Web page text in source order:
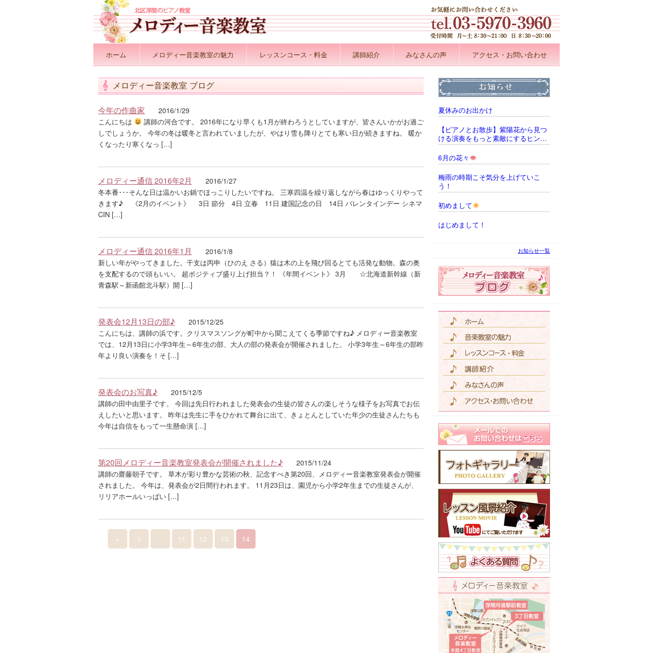
ホーム メロディー音楽教室の魅力 レッスンコース・料金 講師紹介 みなさんの声 アクセス・お問い合わせ
メロディー音楽教室 ブログ
今年の作曲家
2016/1/29
こんにちは
講師の河合です。 2016年になり早くも1月が終わろうとしていますが、皆さんいかがお過ご
しでしょうか。 今年の冬は暖冬と言われていましたが、やはり雪も降りとても寒い日が続きますね。 暖か
くなったり寒くなっ […]
メロディー通信 2016年2月
2016/1/27
冬本番･･･そんな日は温かいお鍋でほっこりしたいですね。 三寒四温を繰り返しながら春はゆっくりやって
きます♪ 《2月のイベント》 3日 節分 4日 立春 11日 建国記念の日 14日 バレンタインデー シネマ
CIN […]
メロディー通信 2016年1月
2016/1/8
新しい年がやってきました。干支は丙申（ひのえ さる）猿は木の上を飛び回るとても活発な動物。森の奥
を支配するので頭もいい。 超ポジティブ盛り上げ担当？！ 《年間イベント》 3月 ☆北海道新幹線（新
青森駅～新函館北斗駅）開 […]
発表会12月13日の部♪
2015/12/25
こんにちは、講師の浜です。クリスマスソングが町中から聞こえてくる季節ですね♪ メロディー音楽教室
では、12月13日に小学3年生～6年生の部、大人の部の発表会が開催されました。 小学3年生～6年生の部昨
年より良い演奏を！そ […]
発表会のお写真♪
2015/12/5
講師の田中由里子です。 今回は先日行われました発表会の生徒の皆さんの楽しそうな様子をお写真でお伝
えしたいと思います。 昨年は先生に手をひかれて舞台に出て、きょとんとしていた年少の生徒さんたちも
今年は自信をもって一生懸命演 […]
第20回メロディー音楽教室発表会が開催されました♪
2015/11/24
講師の齋藤朝子です。 草木が彩り豊かな芸術の秋、記念すべき第20回、メロディー音楽教室発表会が開催
されました。 今年は、発表会が2日間行われます。 11月23日は、園児から小学2年生までの生徒さんが、
リリアホールいっぱい […]
« 1 11 12 13 14
夏休みのお出かけ
【ピアノとお散歩】紫陽花から見つ
ける演奏をもっと素敵にするヒント
̖́‐
6月の花々
梅雨の時期こそ気分を上げていこ
う！
初めまして
はじめまして！
お知らせ一覧